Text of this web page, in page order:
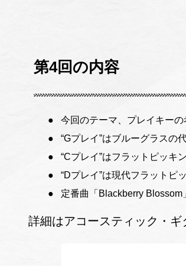
第4回の内容
今回のテーマ、プレイキーの
“Gプレイ”はブルーグラス
“Cプレイ”はフラットピッ
“Dプレイ”は現代フラット
定番曲「Blackberry Blossom
詳細はアコースティック・ギ